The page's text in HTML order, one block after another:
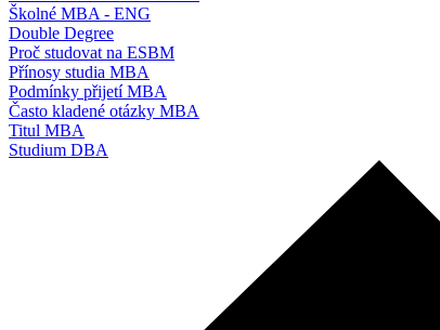
Školné MBA - ENG
Double Degree
Proč studovat na ESBM
Přínosy studia MBA
Podmínky přijetí MBA
Často kladené otázky MBA
Titul MBA
Studium DBA